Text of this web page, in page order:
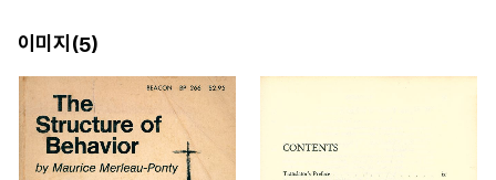
이미지(5)